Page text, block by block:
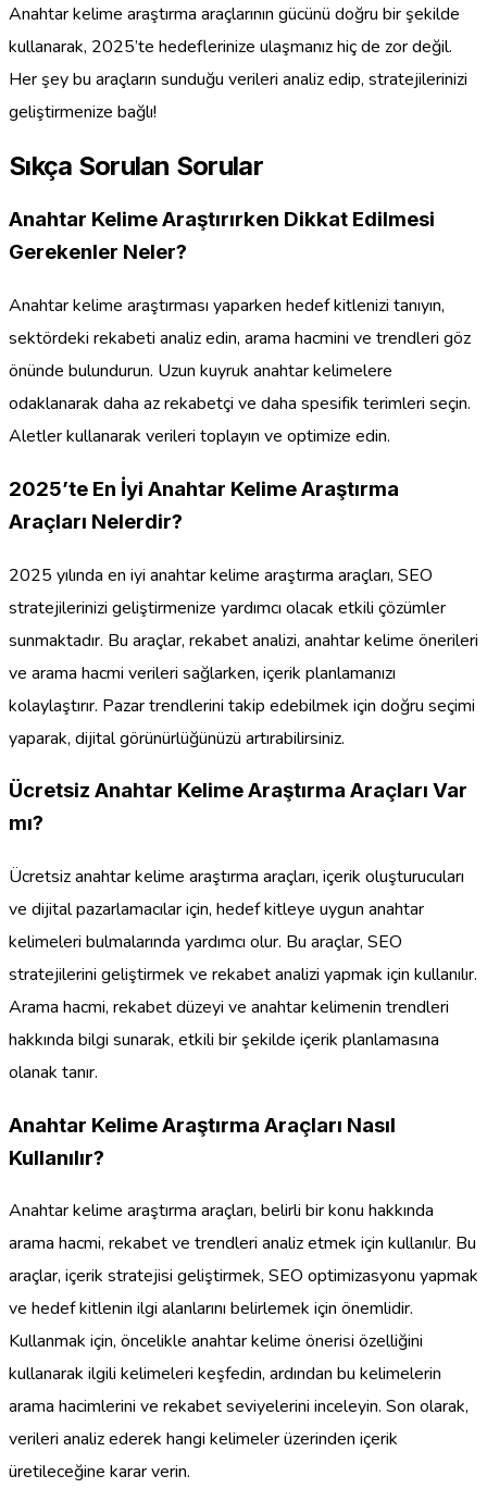
Anahtar kelime araştırma araçlarının gücünü doğru bir şekilde
kullanarak, 2025’te hedeflerinize ulaşmanız hiç de zor değil.
Her şey bu araçların sunduğu verileri analiz edip, stratejilerinizi
geliştirmenize bağlı!
Sıkça Sorulan Sorular
Anahtar Kelime Araştırırken Dikkat Edilmesi
Gerekenler Neler?
Anahtar kelime araştırması yaparken hedef kitlenizi tanıyın,
sektördeki rekabeti analiz edin, arama hacmini ve trendleri göz
önünde bulundurun. Uzun kuyruk anahtar kelimelere
odaklanarak daha az rekabetçi ve daha spesifik terimleri seçin.
Aletler kullanarak verileri toplayın ve optimize edin.
2025’te En İyi Anahtar Kelime Araştırma
Araçları Nelerdir?
2025 yılında en iyi anahtar kelime araştırma araçları, SEO
stratejilerinizi geliştirmenize yardımcı olacak etkili çözümler
sunmaktadır. Bu araçlar, rekabet analizi, anahtar kelime önerileri
ve arama hacmi verileri sağlarken, içerik planlamanızı
kolaylaştırır. Pazar trendlerini takip edebilmek için doğru seçimi
yaparak, dijital görünürlüğünüzü artırabilirsiniz.
Ücretsiz Anahtar Kelime Araştırma Araçları Var
mı?
Ücretsiz anahtar kelime araştırma araçları, içerik oluşturucuları
ve dijital pazarlamacılar için, hedef kitleye uygun anahtar
kelimeleri bulmalarında yardımcı olur. Bu araçlar, SEO
stratejilerini geliştirmek ve rekabet analizi yapmak için kullanılır.
Arama hacmi, rekabet düzeyi ve anahtar kelimenin trendleri
hakkında bilgi sunarak, etkili bir şekilde içerik planlamasına
olanak tanır.
Anahtar Kelime Araştırma Araçları Nasıl
Kullanılır?
Anahtar kelime araştırma araçları, belirli bir konu hakkında
arama hacmi, rekabet ve trendleri analiz etmek için kullanılır. Bu
araçlar, içerik stratejisi geliştirmek, SEO optimizasyonu yapmak
ve hedef kitlenin ilgi alanlarını belirlemek için önemlidir.
Kullanmak için, öncelikle anahtar kelime önerisi özelliğini
kullanarak ilgili kelimeleri keşfedin, ardından bu kelimelerin
arama hacimlerini ve rekabet seviyelerini inceleyin. Son olarak,
verileri analiz ederek hangi kelimeler üzerinden içerik
üretileceğine karar verin.